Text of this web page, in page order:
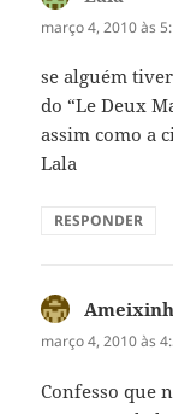
março 4, 2010 às
se alguém
do “Le Deux
assim como a
Lala
RESPONDER
março 4, 2010 às
Confesso que